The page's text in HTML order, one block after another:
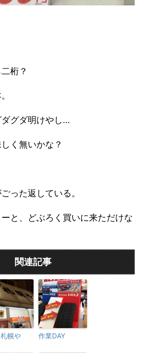
桁？
グダ明けやし…
く無いかな？
った返している。
と、どぶろく買いに来ただけな
関連記事
幌や 作業DAY